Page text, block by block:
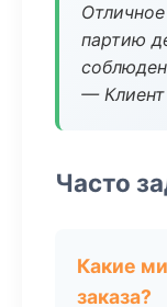
партию
—
Часто
Какие
заказа?